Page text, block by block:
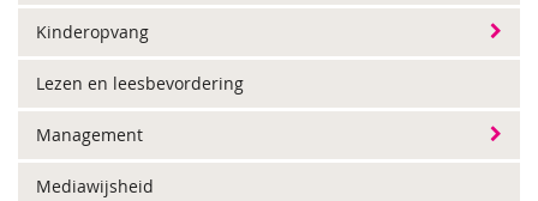
Kinderopvang
Lezen en leesbevordering
Management
Mediawijsheid